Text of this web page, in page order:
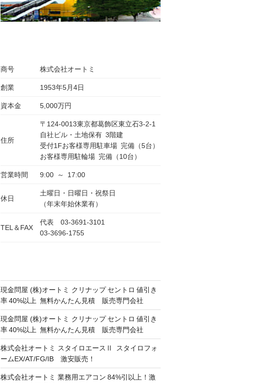
商号 株式会社オートミ
創業 1953年5月4日
資本金 5,000万円
住所
〒124-0013東京都葛飾区東立石3-2-1
自社ビル・土地保有 3階建
受付1Fお客様専用駐車場 完備（5台）
お客様専用駐輪場 完備（10台）
営業時間 9:00 ～ 17:00
休日
土曜日・日曜日・祝祭日
（年末年始休業有）
TEL＆FAX
代表 03-3691-3101
03-3696-1755
現金問屋 (株)オートミ クリナップ セントロ 値引き
率 40%以上 無料かんたん見積 販売専門会社
現金問屋 (株)オートミ クリナップ セントロ 値引き
率 40%以上 無料かんたん見積 販売専門会社
株式会社オートミ スタイロエースⅡ スタイロフォ
ームEX/AT/FG/IB 激安販売！
株式会社オートミ 業務用エアコン 84%引以上！激